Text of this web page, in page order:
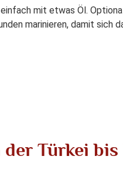
mit etwas Öl.
marinieren, damit sich
Türkei bis